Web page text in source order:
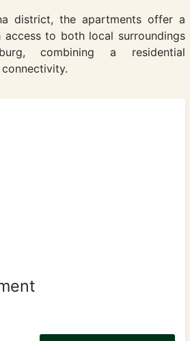
district, the apartments offer a
access to both local surroundings
combining a residential